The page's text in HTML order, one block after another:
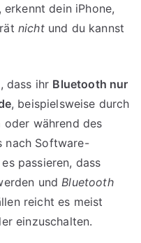
dein iPhone,
nichtund du kannst
dass ihr Bluetooth nur
, beispielsweise durch
während des
nach Software-
passieren, dass
und Bluetooth
reicht es meist
einzuschalten.